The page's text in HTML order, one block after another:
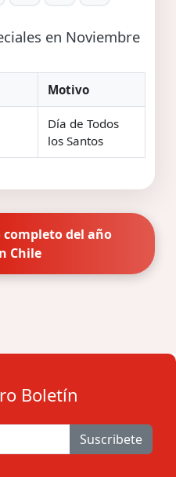
en Noviembre
Motivo
Día de Todos
los Santos
completo del año
Chile
Boletín
Suscribete